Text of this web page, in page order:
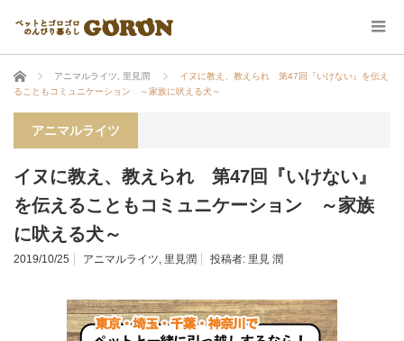
ホーム アニマルライツ 里見潤
イヌに教え、教えられ 第47回『いけない』を伝え
ることもコミュニケーション ～家族に吠える犬～
アニマルライツ
イヌに教え、教えられ 第47回『いけない』
を伝えることもコミュニケーション ～家族
に吠える犬～
2019/10/25 アニマルライツ, 里見潤 投稿者: 里見 潤